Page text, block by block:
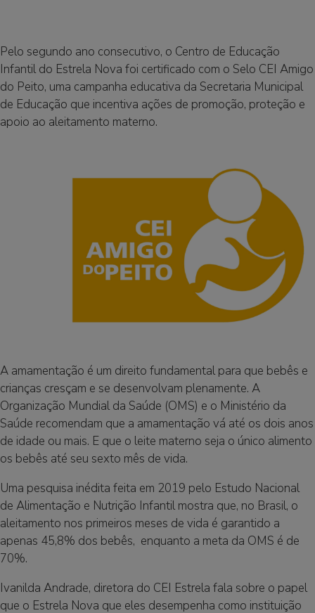
Pelo segundo ano consecutivo, o Centro de Educação
Infantil do Estrela Nova foi certificado com o Selo CEI Amigo
do Peito, uma campanha educativa da Secretaria Municipal
de Educação que incentiva ações de promoção, proteção e
apoio ao aleitamento materno.
A amamentação é um direito fundamental para que bebês e
crianças cresçam e se desenvolvam plenamente. A
Organização Mundial da Saúde (OMS) e o Ministério da
Saúde recomendam que a amamentação vá até os dois anos
de idade ou mais. E que o leite materno seja o único alimento
os bebês até seu sexto mês de vida.
Uma pesquisa inédita feita em 2019 pelo Estudo Nacional
de Alimentação e Nutrição Infantil mostra que, no Brasil, o
aleitamento nos primeiros meses de vida é garantido a
apenas 45,8% dos bebês, enquanto a meta da OMS é de
70%.
Ivanilda Andrade, diretora do CEI Estrela fala sobre o papel
que o Estrela Nova que eles desempenha como instituição